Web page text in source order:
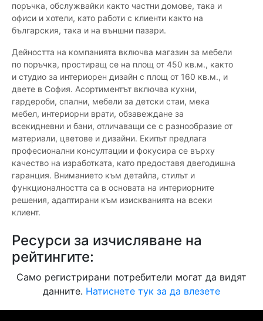
поръчка, обслужвайки както частни домове, така и
офиси и хотели, като работи с клиенти както на
българския, така и на външни пазари.
Дейността на компанията включва магазин за мебели
по поръчка, простиращ се на площ от 450 кв.м., както
и студио за интериорен дизайн с площ от 160 кв.м., и
двете в София. Асортиментът включва кухни,
гардероби, спални, мебели за детски стаи, мека
мебел, интериорни врати, обзавеждане за
всекидневни и бани, отличаващи се с разнообразие от
материали, цветове и дизайни. Екипът предлага
професионални консултации и фокусира се върху
качество на изработката, като предоставя двегодишна
гаранция. Вниманието към детайла, стилът и
функционалността са в основата на интериорните
решения, адаптирани към изискванията на всеки
клиент.
Ресурси за изчисляване на
рейтингите:
Само регистрирани потребители могат да видят
данните. Натиснете тук за да влезете